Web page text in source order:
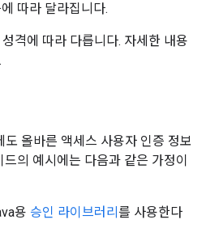
따라 달라집니다.
격에 따라 다릅니다. 자세한 내용
올바른 액세스 사용자 인증 정보
의 예시에는 다음과 같은 가정이
용 승인 라이브러리 를 사용한다